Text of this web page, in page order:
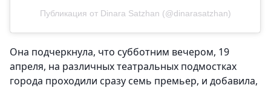
Публикация от Dinara Satzhan (@dinarasatzhan)
Она подчеркнула, что субботним вечером, 19
апреля, на различных театральных подмостках
города проходили сразу семь премьер, и добавила,